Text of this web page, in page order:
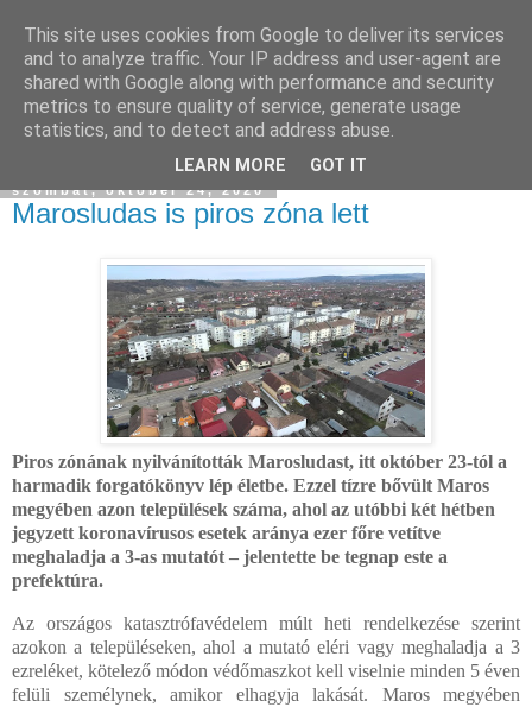
szombat, október 24, 2020
Marosludas is piros zóna lett
Piros zónának nyilvánították Marosludast, itt október 23-tól a
harmadik forgatókönyv lép életbe. Ezzel tízre bővült Maros
megyében azon települések száma, ahol az utóbbi két hétben
jegyzett koronavírusos esetek aránya ezer főre vetítve
meghaladja a 3-as mutatót – jelentette be tegnap este a
prefektúra.
Az országos katasztrófavédelem múlt heti rendelkezése szerint
azokon a településeken, ahol a mutató eléri vagy meghaladja a 3
ezreléket, kötelező módon védőmaszkot kell viselnie minden 5 éven
felüli személynek, amikor elhagyja lakását. Maros megyében
This site uses cookies from Google to deliver its services
and to analyze traffic. Your IP address and user-agent are
shared with Google along with performance and security
metrics to ensure quality of service, generate usage
statistics, and to detect and address abuse.
LEARN MORE GOT IT